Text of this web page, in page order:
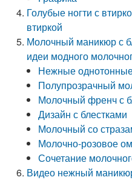
Голубые ногти с
втиркой
Молочный маникюр с
идеи модного
Нежные
Полупрозрачный
Молочный френч с
Дизайн с блестками
Молочный со
Молочно-розовое
Сочетание
Видео нежный